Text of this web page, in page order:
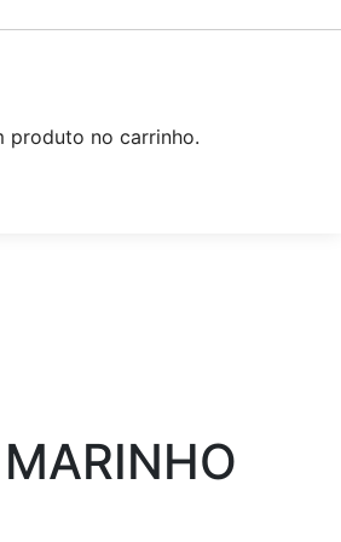
produto no carrinho.